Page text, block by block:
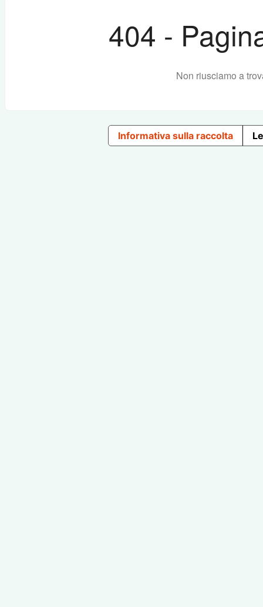
404 -
Non riusciamo a
Informativa sulla raccolta